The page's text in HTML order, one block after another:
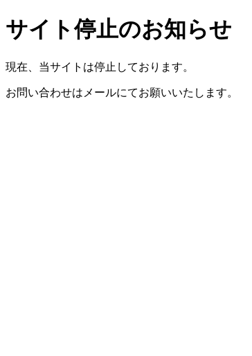
サイト停止のお知らせ
現在、当サイトは停止しております。
お問い合わせはメールにてお願いいたします。